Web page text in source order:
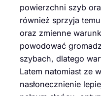
powierzchni szyb
również sprzyja
oraz zmienne
powodować
szybach, dlatego
Latem natomiast ze
nasłonecznienie